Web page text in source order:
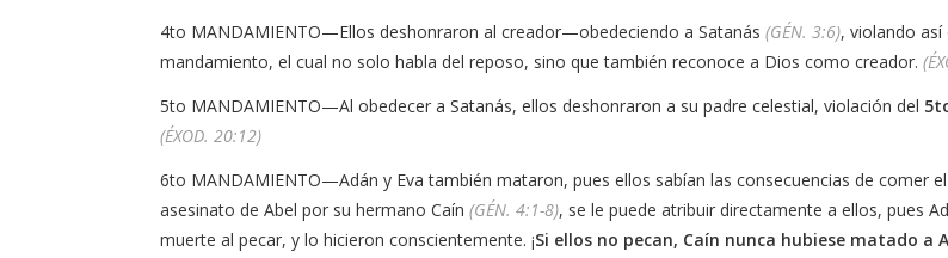
4to MANDAMIENTO—Ellos deshonraron al creador—obedeciendo a Satanás(GÉN. 3:6), violando así
mandamiento, el cual no solo habla del reposo, sino que también reconoce a Dios como creador.
5to MANDAMIENTO—Al obedecer a Satanás, ellos deshonraron a su padre celestial, violación del
(ÉXOD. 20:12)
6to MANDAMIENTO—Adán y Eva también mataron, pues ellos sabían las consecuencias de comer
asesinato de Abel por su hermano Caín(GÉN. 4:1-8), se le puede atribuir directamente a ellos, pues
muerte al pecar, y lo hicieron conscientemente. ¡Si ellos no pecan, Caín nunca hubiese matado a